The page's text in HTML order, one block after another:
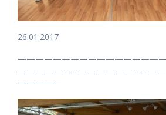
26.01.2017
—————